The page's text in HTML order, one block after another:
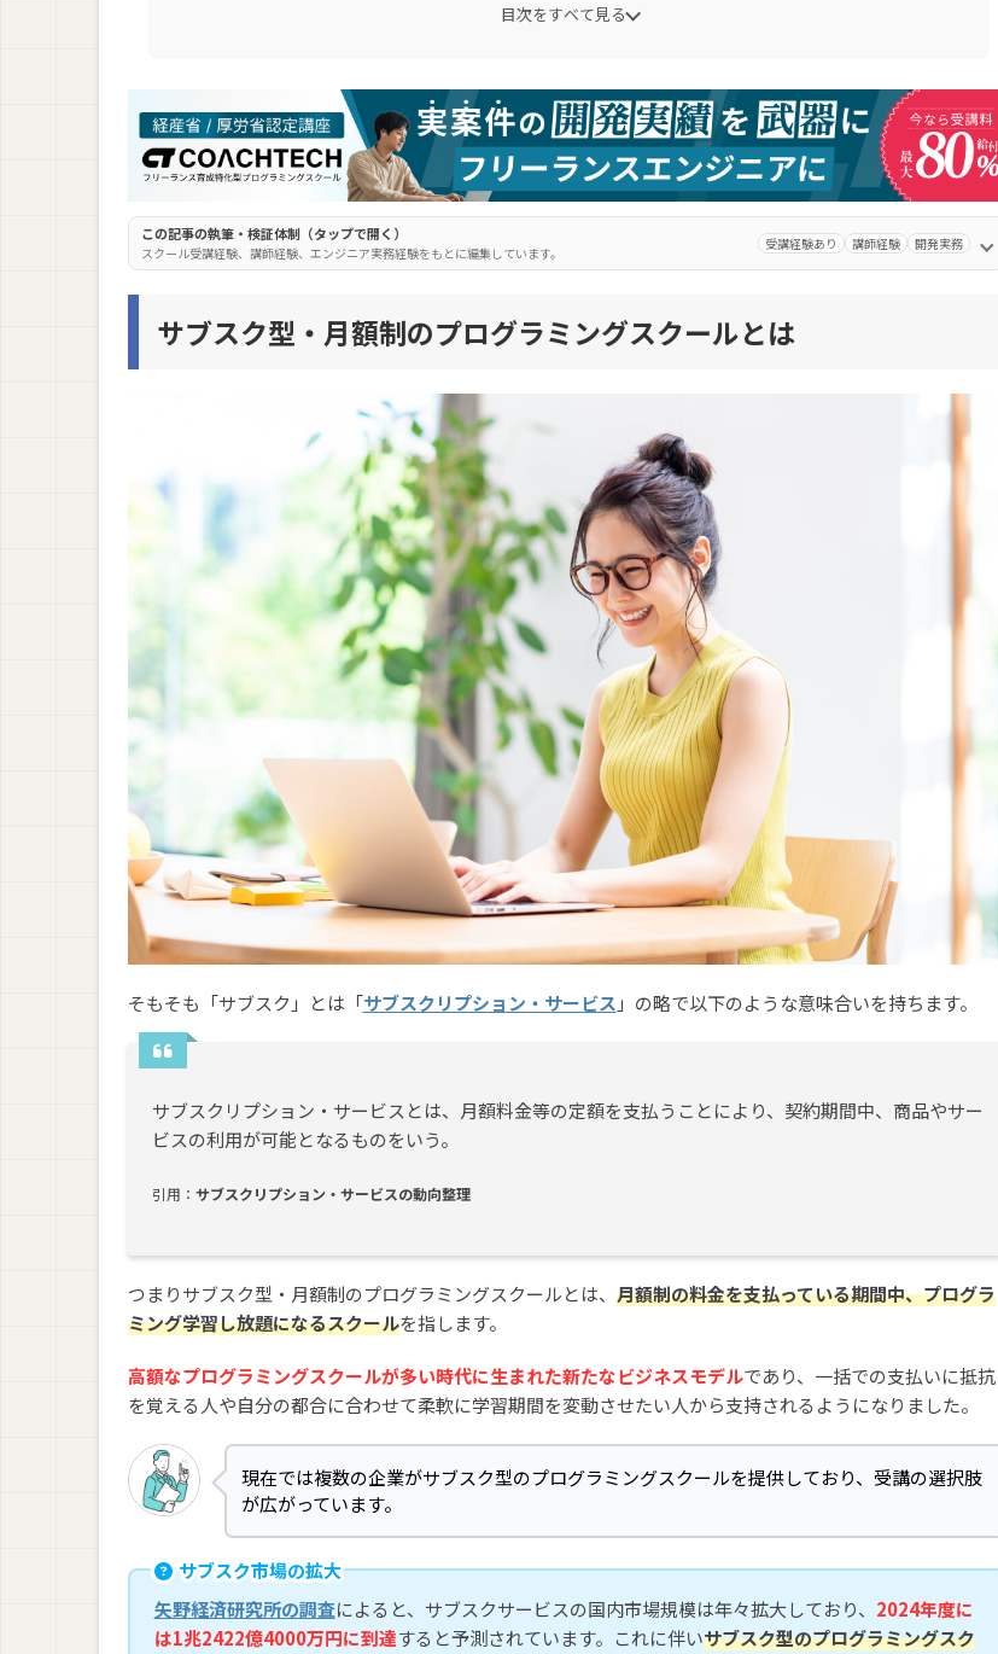
Tech Partners College（テックパートナーズカレッジ）
サブスク型・月額制のプログラミングスクールのメリット
メリット① 一括で多額の費用を支払う必要がない
メリット② 受講期間を自由に決められる
メリット③ 短期間で膨大な学習をすればコスパがよい
デメリット① 転職・独立サポートがない場合が多い
デメリット② 自学自習できないと挫折しやすい
デメリット③ だらだら継続し続けてしまう可能性がある
サブスク型・月額制で学びたい人必見！プログラミングスクールの受講者データまとめ
プログラミングスクールのオンライン/教室通学の比率
プログラミングスクールの受講期間の分布
プログラミングスクールで挫折した人の割合
働きながらプログラミングスクールを受講した人の割合
プログラミングスクールの受講生の年代の分布
まとめ：サブスク型・月額制のプログラミングスクールおすすめ8選【定額で通い放題！】
目次をすべて見る
この記事の執筆・検証体制（タップで開く）
スクール受講経験、講師経験、エンジニア実務経験をもとに編集しています。
受講経験あり 講師経験 開発実務
サブスク型・月額制のプログラミングスクールとは
そもそも「サブスク」とは「サブスクリプション・サービス 」の略で以下のような意味合いを持ちます。
サブスクリプション・サービスとは、月額料金等の定額を支払うことにより、契約期間中、商品やサー
ビスの利用が可能となるものをいう。
引用： サブスクリプション・サービスの動向整理
つまりサブスク型・月額制のプログラミングスクールとは、 月額制の料金を支払っている期間中、プログラ
ミング学習し放題になるスクールを指します。
高額なプログラミングスクールが多い時代に生まれた新たなビジネスモデルであり、一括での支払いに抵抗
を覚える人や自分の都合に合わせて柔軟に学習期間を変動させたい人から支持されるようになりました。
現在では複数の企業がサブスク型のプログラミングスクールを提供しており、受講の選択肢
が広がっています。
サブスク市場の拡大
矢野経済研究所の調査によると、サブスクサービスの国内市場規模は年々拡大しており、 2024年度に
は1兆2422億4000万円に到達すると予測されています。これに伴いサブスク型のプログラミングスク